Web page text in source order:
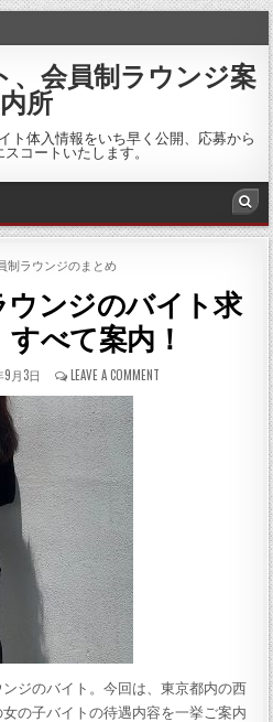
、会員制ラウンジ案
内所
ト体入情報をいち早く公開、応募から
コートいたします。
制ラウンジのまとめ
ウンジのバイト求
べて案内！
月3日 LEAVE A COMMENT
ジのバイト。今回は、東京都内の西
の子バイトの待遇内容を一挙ご案内